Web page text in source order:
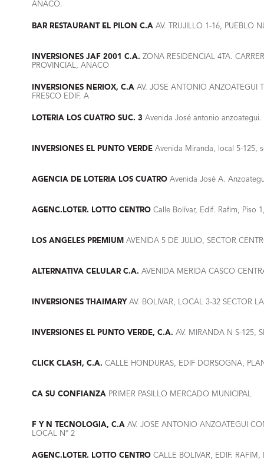
ANACO.
BAR RESTAURANT EL PILON C.A AV. TRUJILLO 1-16, PUEBLO
INVERSIONES JAF 2001 C.A. ZONA RESIDENCIAL 4TA.
PROVINCIAL, ANACO
INVERSIONES NERIOX, C.A AV. JOSE ANTONIO ANZOATEGUI
FRESCO EDIF. A
LOTERIA LOS CUATRO SUC. 3 Avenida José antonio
INVERSIONES EL PUNTO VERDE Avenida Miranda, local 5-125,
AGENCIA DE LOTERIA LOS CUATRO Avenida José A.
AGENC.LOTER. LOTTO CENTRO Calle Bolívar, Edif. Rafim, Piso
LOS ANGELES PREMIUM AVENIDA 5 DE JULIO, SECTOR
ALTERNATIVA CELULAR C.A. AVENIDA MERIDA CASCO
INVERSIONES THAIMARY AV. BOLIVAR, LOCAL 3-32 SECTOR
INVERSIONES EL PUNTO VERDE, C.A. AV. MIRANDA N S-125,
CLICK CLASH, C.A. CALLE HONDURAS, EDIF DORSOGNA,
CA SU CONFIANZA PRIMER PASILLO MERCADO MUNICIPAL
F Y N TECNOLOGIA, C.A AV. JOSE ANTONIO ANZOATEGUI
LOCAL N° 2
AGENC.LOTER. LOTTO CENTRO CALLE BOLIVAR, EDIF.